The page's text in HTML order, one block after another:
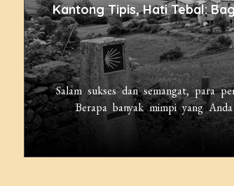
Kantong Tipis, Hati Tebal:
Salam sukses dan semangat, para
Berapa banyak mimpi yang